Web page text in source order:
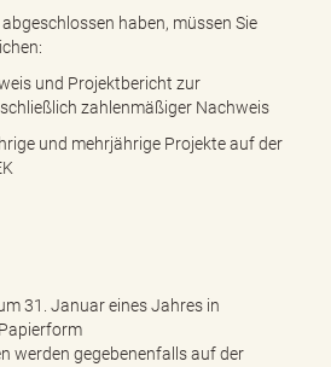
haben, müssen Sie
und Projektbericht zur
zahlenmäßiger Nachweis
und mehrjährige Projekte auf der
31. Januar eines Jahres in
werden gegebenenfalls auf der